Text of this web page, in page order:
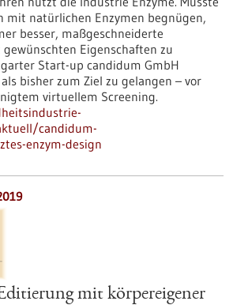
mit natürlichen Enzymen begnügen,
besser, maßgeschneiderte
Eigenschaften zu
Start-up candidum GmbH
bisher zum Ziel zu gelangen – vor
virtuellem Screening.
candidum-
enzym-design
mit körpereigener